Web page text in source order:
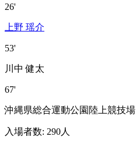
26'
上野 瑶介
53'
川中 健太
67'
沖縄県総合運動公園陸上競技場
入場者数: 290人